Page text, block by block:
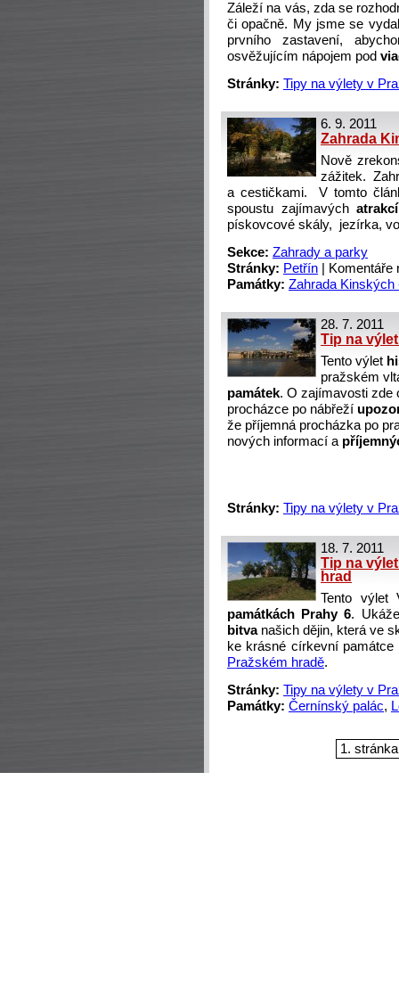
Záleží na vás, zda se
či opačně. My jsme se
prvního zastavení,
osvěžujícím nápojem pod
Stránky: Tipy na výlety v
6. 9. 2011
Zahrada
Nově
zážitek.
a cestičkami. V tomto
spoustu zajímavýchatrakcí
pískovcové skály, jezírka,
Sekce: Zahrady a parky
Stránky: Petřín
Komentáře
Památky: Zahrada
28. 7. 2011
Tip na
Tento výlet
pražském
památek. O zajímavosti zde
procházce po nábřeží
že příjemná procházka po
nových informací a
Stránky: Tipy na výlety v
18. 7. 2011
Tip na
hrad
Tento
památkách Prahy 6.
bitvanašich dějin, která ve
ke krásné církevní
Pražském hradě.
Stránky: Tipy na výlety v
Památky: Černínský palác,
1.